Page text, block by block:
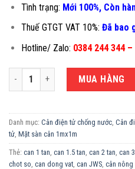
Tình trạng: Mới 100%, Còn
Thuế GTGT VAT 10%: Đã bao
Hotline/ Zalo: 0384 244 344
CÂN ĐIỆN TỬ CHỐNG NƯỚC 2 TẤN
MUA HÀNG
Danh mục: Cân điện tử chống nước Cân
tử Mặt sàn cân 1mx1m
Thẻ: can 1 tan can 1.5 tan can 2 tan can
chot so can dong vat can JWS cân nông